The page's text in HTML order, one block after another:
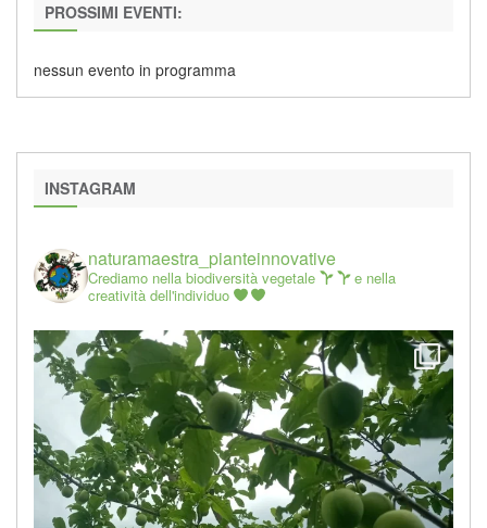
PROSSIMI EVENTI:
nessun evento in programma
INSTAGRAM
naturamaestra_pianteinnovative
Crediamo nella biodiversità vegetale
e nella
creatività dell'individuo